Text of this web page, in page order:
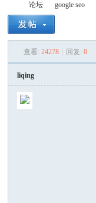
论坛
›
google seo
›
查看: 24278 回复: 0
liqing